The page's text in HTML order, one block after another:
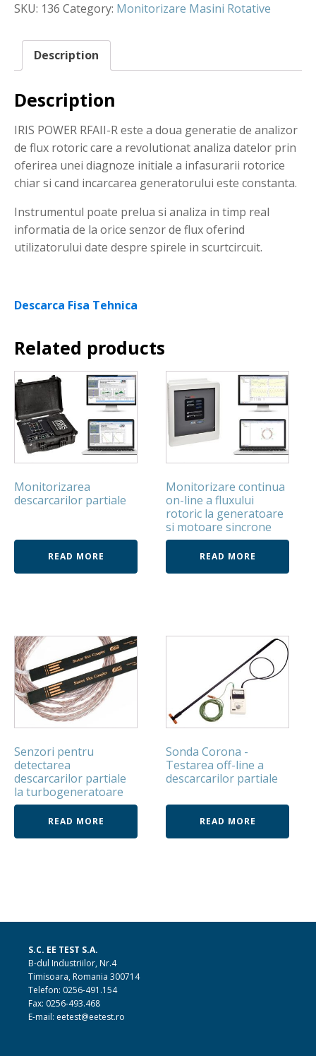
SKU: 136 Category: Monitorizare Masini Rotative
Description
Description
IRIS POWER RFAII-R este a doua generatie de analizor
de flux rotoric care a revolutionat analiza datelor prin
oferirea unei diagnoze initiale a infasurarii rotorice
chiar si cand incarcarea generatorului este constanta.
Instrumentul poate prelua si analiza in timp real
informatia de la orice senzor de flux oferind
utilizatorului date despre spirele in scurtcircuit.
Descarca Fisa Tehnica
Related products
Monitorizarea
descarcarilor partiale
READ MORE
Monitorizare continua
on-line a fluxului
rotoric la generatoare
si motoare sincrone
READ MORE
Senzori pentru
detectarea
descarcarilor partiale
la turbogeneratoare
READ MORE
Sonda Corona -
Testarea off-line a
descarcarilor partiale
READ MORE
S.C. EE TEST S.A.
B-dul Industriilor, Nr.4
Timisoara, Romania 300714
Telefon: 0256-491.154
Fax: 0256-493.468
E-mail: eetest@eetest.ro